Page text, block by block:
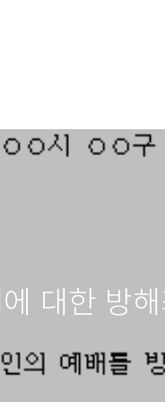
대한 방